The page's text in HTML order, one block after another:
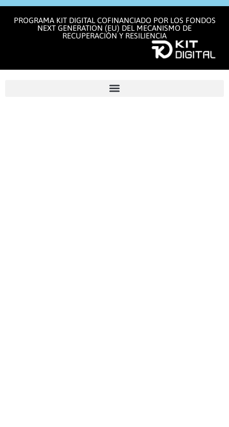
PROGRAMA KIT DIGITAL COFINANCIADO POR LOS FONDOS
NEXT GENERATION (EU) DEL MECANISMO DE
RECUPERACIÓN Y RESILIENCIA